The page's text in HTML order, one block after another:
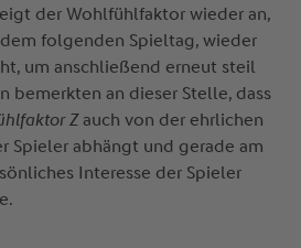
der Wohlfühlfaktor wieder an,
folgenden Spieltag, wieder
um anschließend erneut steil
bemerkten an dieser Stelle, dass
Z auch von der ehrlichen
Spieler abhängt und gerade am
Interesse der Spieler